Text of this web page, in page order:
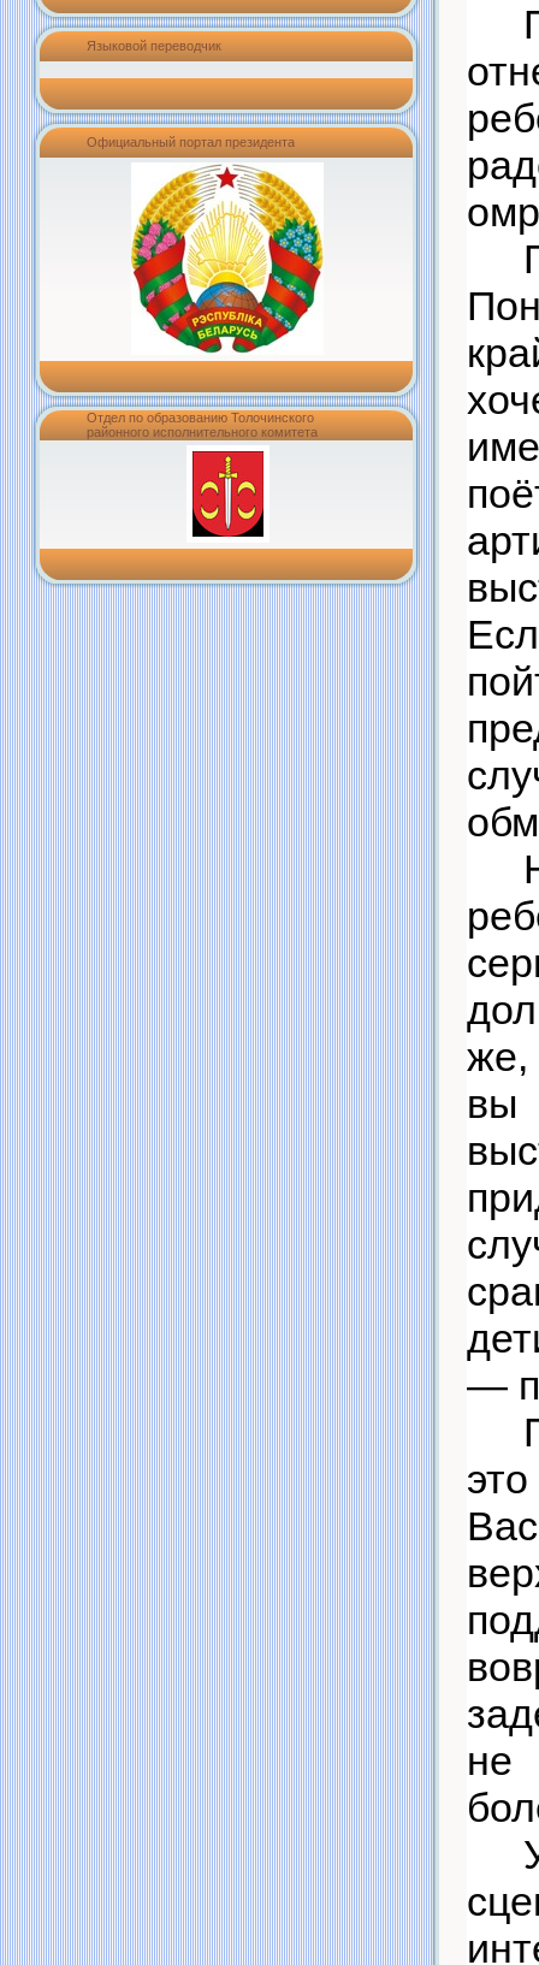
Языковой переводчик
Официальный портал президента
Отдел по образованию Толочинского
районного исполнительного комитета
же,
вы
—
не